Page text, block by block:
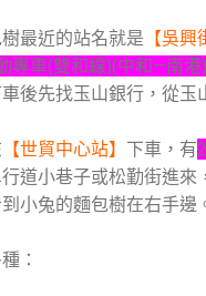
最近的站名就是 【吳興
專車(雙和線)(中和—南港)
後先找玉山銀行，從
【世貿中心站】 下車，有
道小巷子或松勤街進
小兔的麵包樹在右手邊
：